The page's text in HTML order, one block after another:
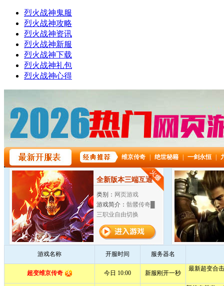
烈火战神鬼服
烈火战神攻略
烈火战神资讯
烈火战神新服
烈火战神下载
烈火战神礼包
烈火战神心得